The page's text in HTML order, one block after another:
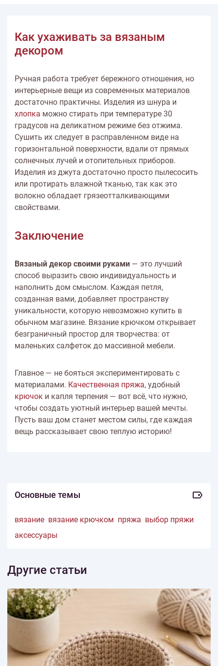
Как ухаживать за вязаным
декором
Ручная работа требует бережного отношения, но
интерьерные вещи из современных материалов
достаточно практичны. Изделия из шнура и
хлопка можно стирать при температуре 30
градусов на деликатном режиме без отжима.
Сушить их следует в расправленном виде на
горизонтальной поверхности, вдали от прямых
солнечных лучей и отопительных приборов.
Изделия из джута достаточно просто пылесосить
или протирать влажной тканью, так как это
волокно обладает грязеотталкивающими
свойствами.
Заключение
Вязаный декор своими руками — это лучший
способ выразить свою индивидуальность и
наполнить дом смыслом. Каждая петля,
созданная вами, добавляет пространству
уникальности, которую невозможно купить в
обычном магазине. Вязание крючком открывает
безграничный простор для творчества: от
маленьких салфеток до массивной мебели.
Главное — не бояться экспериментировать с
материалами. Качественная пряжа, удобный
крючок и капля терпения — вот всё, что нужно,
чтобы создать уютный интерьер вашей мечты.
Пусть ваш дом станет местом силы, где каждая
вещь рассказывает свою теплую историю!
Основные темы
вязание вязание крючком пряжа выбор пряжи
аксессуары
Другие статьи